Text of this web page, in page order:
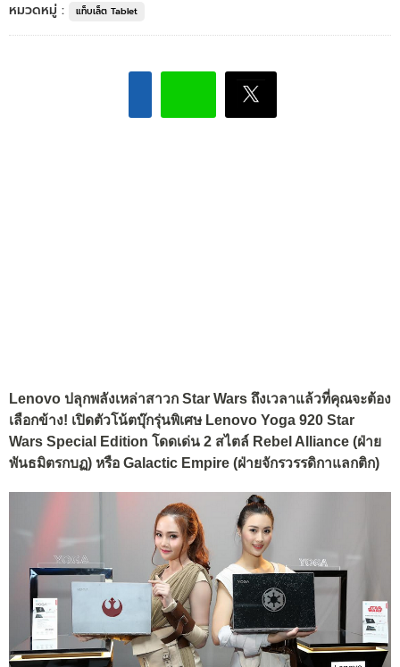
หมวดหมู่ :
แท็บเล็ต Tablet
Lenovo ปลุกพลังเหล่าสาวก Star Wars ถึงเวลาแล้วที่คุณจะต้อง
เลือกข้าง! เปิดตัวโน้ตบุ๊กรุ่นพิเศษ Lenovo Yoga 920 Star
Wars Special Edition โดดเด่น 2 สไตล์ Rebel Alliance (ฝ่าย
พันธมิตรกบฏ) หรือ Galactic Empire (ฝ่ายจักรวรรดิกาแลกติก)